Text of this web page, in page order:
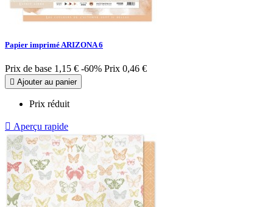
Papier imprimé ARIZONA 6
Prix de base 1,15 € -60% Prix 0,46 €
 Ajouter au panier
Prix réduit
 Aperçu rapide